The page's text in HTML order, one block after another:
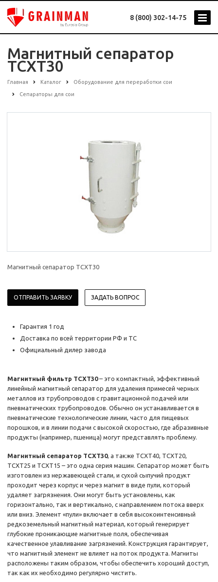
8 (800) 302-14-75
Магнитный сепаратор
TCXT30
Главная Каталог Оборудование для переработки сои
Сепараторы для сои
Магнитный сепаратор TCXT30
ОТПРАВИТЬ ЗАЯВКУ ЗАДАТЬ ВОПРОС
Гарантия 1 год
Доставка по всей территории РФ и ТС
Официальный дилер завода
Магнитный фильтр TCXT30– это компактный, эффективный
линейный магнитный сепаратор для удаления примесей черных
металлов из трубопроводов с гравитационной подачей или
пневматических трубопроводов. Обычно он устанавливается в
пневматические технологические линии, часто для пищевых
порошков, и в линии подачи с высокой скоростью, где абразивные
продукты (например, пшеница) могут представлять проблему.
Магнитный сепаратор TCXT30, а также TCXT40, TCXT20,
TCXT25 и TCXT15 – это одна серия машин. Сепаратор может быть
изготовлен из нержавеющей стали, и сухой сыпучий продукт
проходит через корпус и через магнит в виде пули, который
удаляет загрязнения. Они могут быть установлены, как
горизонтально, так и вертикально, с направлением потока вверх
или вниз. Элемент «пули» включает в себя высокоинтенсивный
редкоземельный магнитный материал, который генерирует
глубокие проникающие магнитные поля, обеспечивая
качественное улавливание загрязнений. Конструкция гарантирует,
что магнитный элемент не влияет на поток продукта. Магниты
расположены таким образом, чтобы обеспечить хороший доступ,
так как их необходимо регулярно чистить.